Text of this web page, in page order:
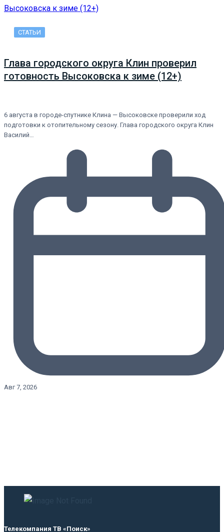
СТАТЬИ
Глава городского округа Клин проверил
готовность Высоковска к зиме (12+)
6 августа в городе-спутнике Клина — Высоковске проверили ход
подготовки к отопительному сезону. Глава городского округа Клин
Василий…
Авг 7, 2026
Телекомпания ТВ «Поиск»